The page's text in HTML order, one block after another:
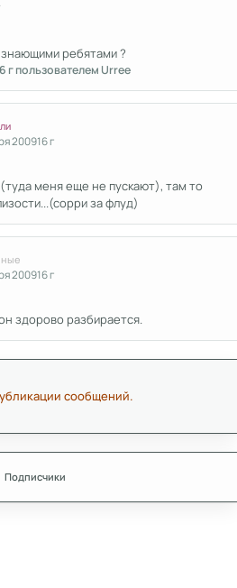
ребятами ?
гпользователем Urree
200916 г
меня еще не пускают), там то
за флуд)
200916 г
здорово разбирается.
сообщений.
Подписчики